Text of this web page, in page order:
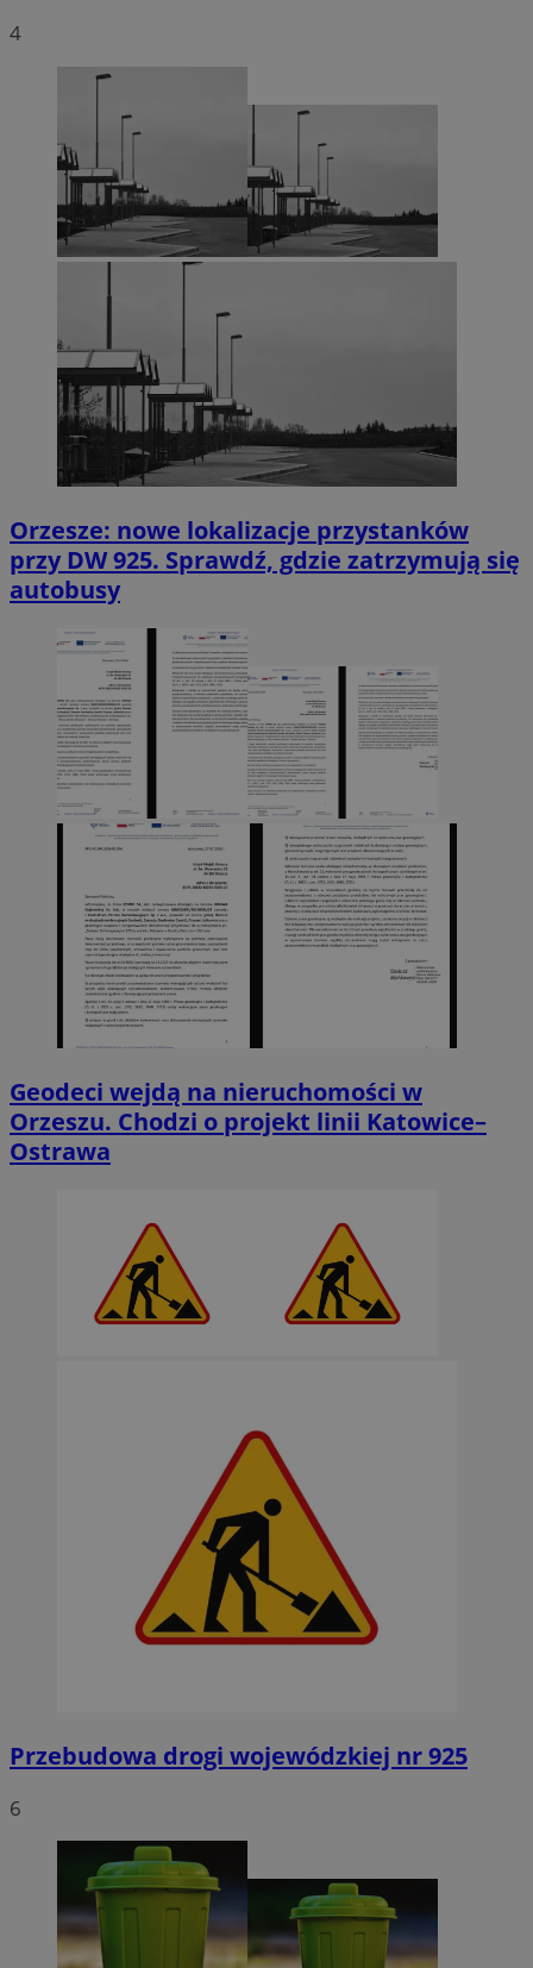
4
Orzesze: nowe lokalizacje przystanków
przy DW 925. Sprawdź, gdzie zatrzymują się
autobusy
Geodeci wejdą na nieruchomości w
Orzeszu. Chodzi o projekt linii Katowice–
Ostrawa
Przebudowa drogi wojewódzkiej nr 925
6